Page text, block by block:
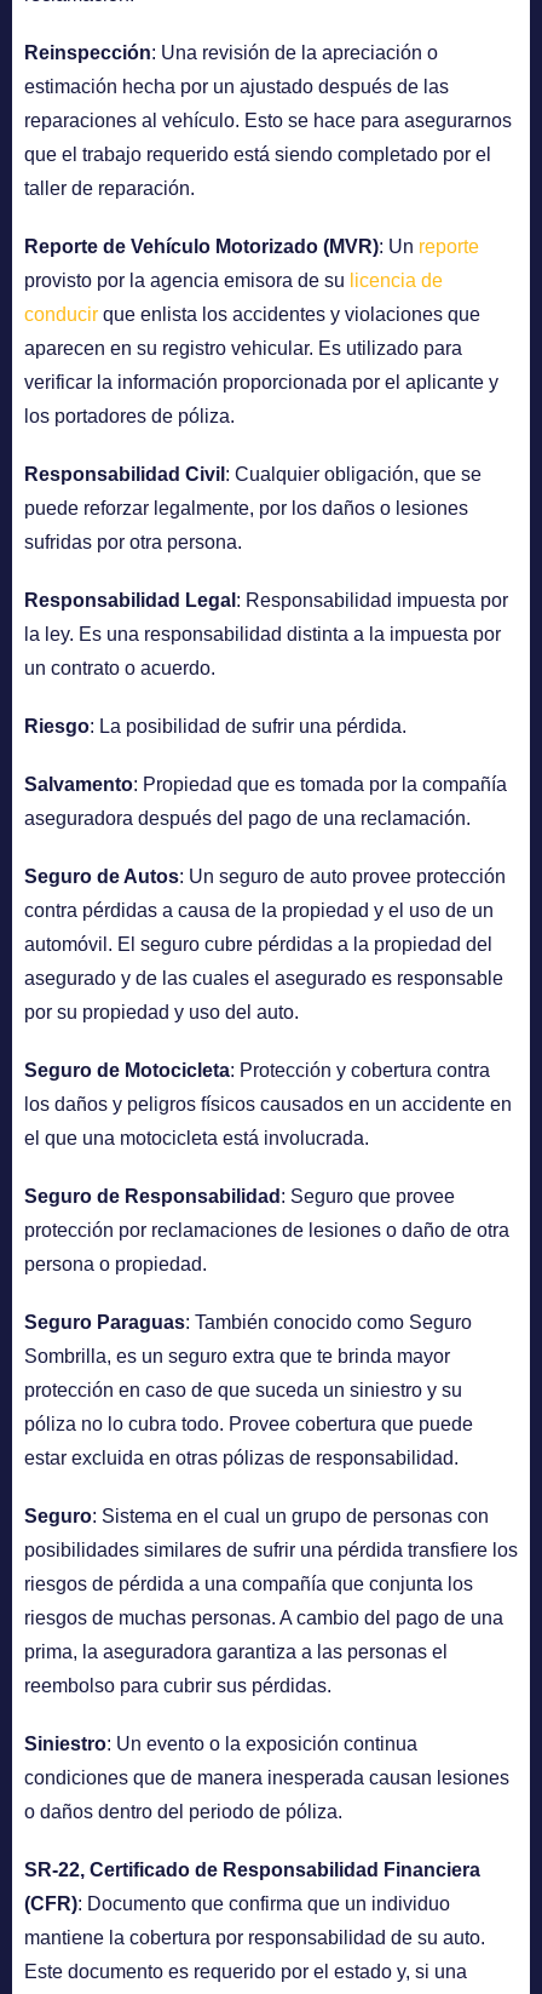
Reinspección: Una revisión de la apreciación o
estimación hecha por un ajustado después de las
reparaciones al vehículo. Esto se hace para asegurarnos
que el trabajo requerido está siendo completado por el
taller de reparación.
Reporte de Vehículo Motorizado (MVR): Un reporte
provisto por la agencia emisora de su licencia de
conducir que enlista los accidentes y violaciones que
aparecen en su registro vehicular. Es utilizado para
verificar la información proporcionada por el aplicante y
los portadores de póliza.
Responsabilidad Civil : Cualquier obligación, que se
puede reforzar legalmente, por los daños o lesiones
sufridas por otra persona.
Responsabilidad Legal : Responsabilidad impuesta por
la ley. Es una responsabilidad distinta a la impuesta por
un contrato o acuerdo.
Riesgo: La posibilidad de sufrir una pérdida.
Salvamento: Propiedad que es tomada por la compañía
aseguradora después del pago de una reclamación.
Seguro de Autos: Un seguro de auto provee protección
contra pérdidas a causa de la propiedad y el uso de un
automóvil. El seguro cubre pérdidas a la propiedad del
asegurado y de las cuales el asegurado es responsable
por su propiedad y uso del auto.
Seguro de Motocicleta: Protección y cobertura contra
los daños y peligros físicos causados en un accidente en
el que una motocicleta está involucrada.
Seguro de Responsabilidad : Seguro que provee
protección por reclamaciones de lesiones o daño de otra
persona o propiedad.
Seguro Paraguas: También conocido como Seguro
Sombrilla, es un seguro extra que te brinda mayor
protección en caso de que suceda un siniestro y su
póliza no lo cubra todo. Provee cobertura que puede
estar excluida en otras pólizas de responsabilidad.
Seguro: Sistema en el cual un grupo de personas con
posibilidades similares de sufrir una pérdida transfiere los
riesgos de pérdida a una compañía que conjunta los
riesgos de muchas personas. A cambio del pago de una
prima, la aseguradora garantiza a las personas el
reembolso para cubrir sus pérdidas.
Siniestro: Un evento o la exposición continua
condiciones que de manera inesperada causan lesiones
o daños dentro del periodo de póliza.
SR-22, Certificado de Responsabilidad Financiera
(CFR): Documento que confirma que un individuo
mantiene la cobertura por responsabilidad de su auto.
Este documento es requerido por el estado y, si una